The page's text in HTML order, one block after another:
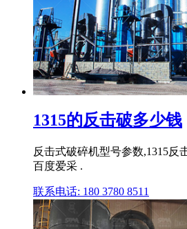
1315的反击破多少钱
反击式破碎机型号参数,1315
百度爱采 .
联系电话: 180 3780 8511